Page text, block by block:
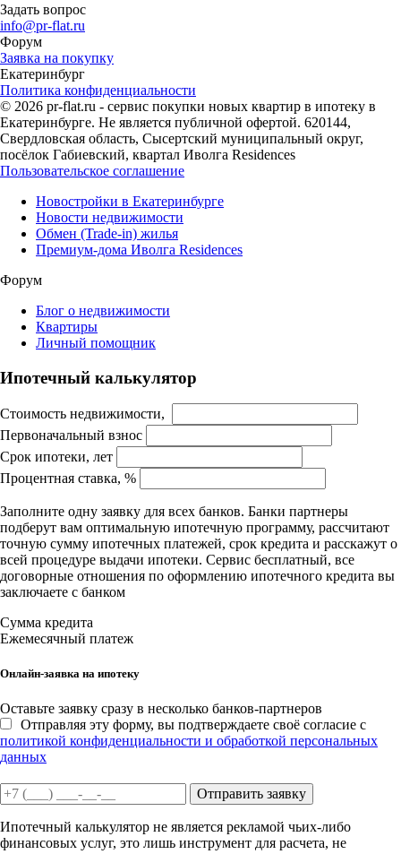
Задать вопрос
info@pr-flat.ru
Форум
Заявка на покупку
Екатеринбург
Политика конфиденциальности
© 2026 pr-flat.ru - сервис покупки новых квартир в ипотеку в
Екатеринбурге. Не является публичной офертой. 620144,
Свердловская область, Сысертский муниципальный округ,
посёлок Габиевский, квартал Иволга Residences
Пользовательское соглашение
Новостройки в Екатеринбурге
Новости недвижимости
Обмен (Trade-in) жилья
Премиум-дома Иволга Residences
Форум
Блог о недвижимости
Квартиры
Личный помощник
Ипотечный калькулятор
Стоимость недвижимости,
Первоначальный взнос
Срок ипотеки, лет
Процентная ставка, %
Заполните одну заявку для всех банков. Банки партнеры
подберут вам оптимальную ипотечную программу, рассчитают
точную сумму ипотечных платежей, срок кредита и расскажут о
всей процедуре выдачи ипотеки. Сервис бесплатный, все
договорные отношения по оформлению ипотечного кредита вы
заключаете с банком
Сумма кредита
Ежемесячный платеж
Онлайн-заявка на ипотеку
Оставьте заявку сразу в несколько банков-партнеров
Отправляя эту форму, вы подтверждаете своё согласие с
политикой конфиденциальности и обработкой персональных
данных
Отправить заявку
Ипотечный калькулятор не является рекламой чьих-либо
финансовых услуг, это лишь инструмент для расчета, не